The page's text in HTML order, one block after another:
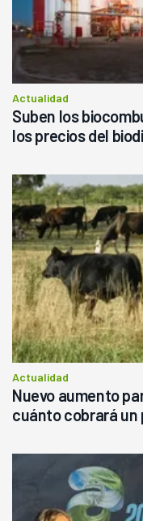
Actualidad
Suben los
los precios del
Actualidad
Nuevo aumento
cuánto cobrará un